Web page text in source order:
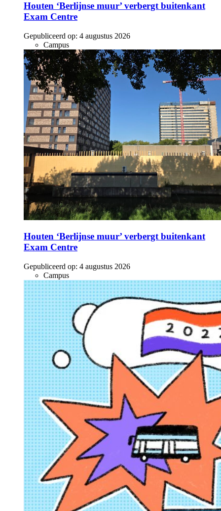
Houten ‘Berlijnse muur’ verbergt buitenkant
Exam Centre
Gepubliceerd op: 4 augustus 2026
Campus
Houten ‘Berlijnse muur’ verbergt buitenkant
Exam Centre
Gepubliceerd op: 4 augustus 2026
Campus